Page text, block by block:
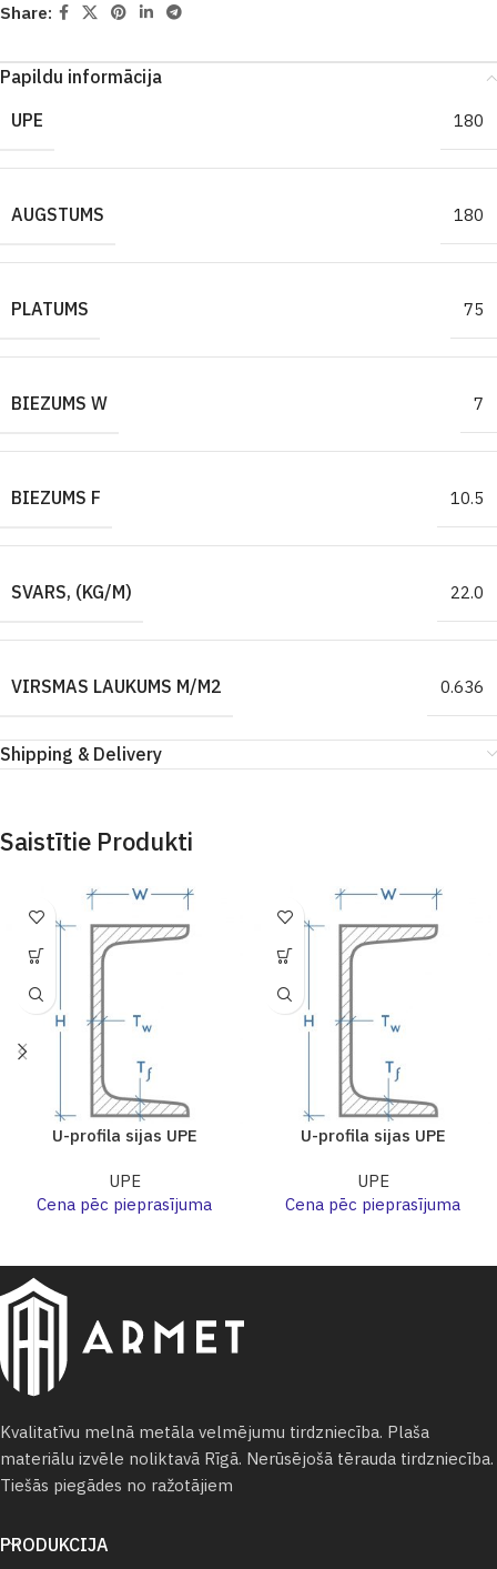
Share:
Papildu informācija
UPE
180
AUGSTUMS 180
PLATUMS 75
BIEZUMS W 7
BIEZUMS F 10.5
SVARS, (KG/M) 22.0
VIRSMAS LAUKUMS M/M2 0.636
Shipping & Delivery
Saistītie Produkti
U-profila sijas UPE
UPE
Cena pēc pieprasījuma
U-profila sijas UPE
UPE
Cena pēc pieprasījuma
Kvalitatīvu melnā metāla velmējumu tirdzniecība. Plaša
materiālu izvēle noliktavā Rīgā. Nerūsējošā tērauda tirdzniecība.
Tiešās piegādes no ražotājiem
PRODUKCIJA